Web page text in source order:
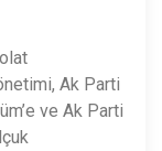
Ak Parti
ve Ak Parti